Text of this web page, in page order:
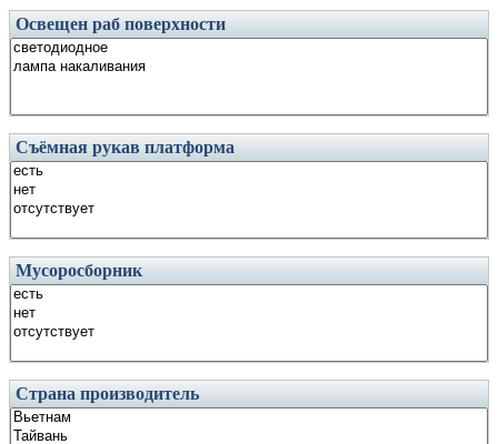
Освещен раб поверхности
Съёмная рукав платформа
Мусоросборник
Страна производитель